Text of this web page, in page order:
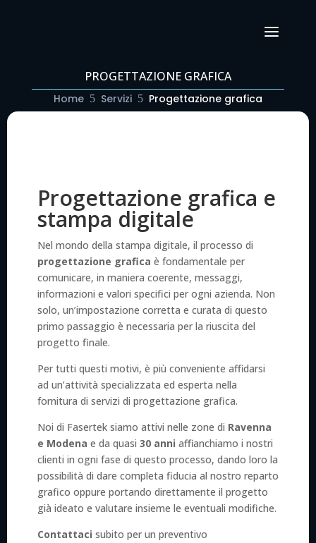
PROGETTAZIONE GRAFICA
Home 5 Servizi 5 Progettazione grafica
Progettazione grafica e
stampa digitale
Nel mondo della stampa digitale, il processo di
progettazione grafica è fondamentale per
comunicare, in maniera coerente, messaggi,
informazioni e valori specifici per ogni azienda. Non
solo, un’impostazione corretta e curata di questo
primo passaggio è necessaria per la riuscita del
progetto finale.
Per tutti questi motivi, è più conveniente affidarsi
ad un’attività specializzata ed esperta nella
fornitura di servizi di progettazione grafica.
Noi di Fasertek siamo attivi nelle zone di Ravenna
e Modena e da quasi 30 anni affianchiamo i nostri
clienti in ogni fase di questo processo, dando loro la
possibilità di dare completa fiducia al nostro reparto
grafico oppure portando direttamente il progetto
già ideato e valutare insieme le eventuali modifiche.
Contattaci subito per un preventivo